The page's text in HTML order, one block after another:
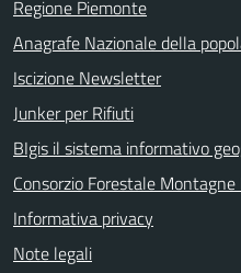
Regione Piemonte
Anagrafe Nazionale della
Iscizione Newsletter
Junker per Rifiuti
BIgis il sistema informativo
Consorzio Forestale
Informativa privacy
Note legali